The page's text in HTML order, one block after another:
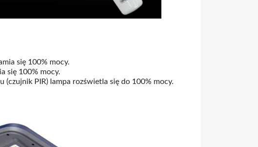
się 100% mocy.
się 100% mocy.
PIR) lampa rozświetla się do 100% mocy.